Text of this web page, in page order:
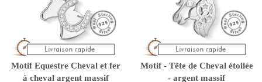
Motif Equestre Cheval et fer
à cheval argent massif
Motif - Tête de Cheval étoilée
- argent massif